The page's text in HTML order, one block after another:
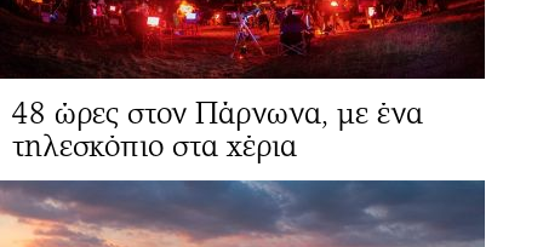
48 ώρες στον Πάρνωνα, με ένα
τηλεσκόπιο στα χέρια